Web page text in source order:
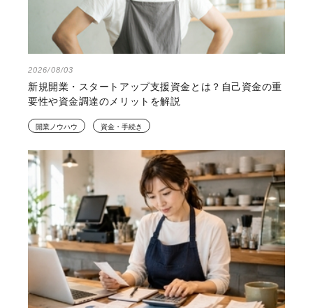
2026/08/03
新規開業・スタートアップ支援資金とは？自己資金の重
要性や資金調達のメリットを解説
開業ノウハウ 資金・手続き